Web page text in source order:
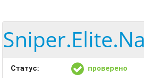
Статус: проверено